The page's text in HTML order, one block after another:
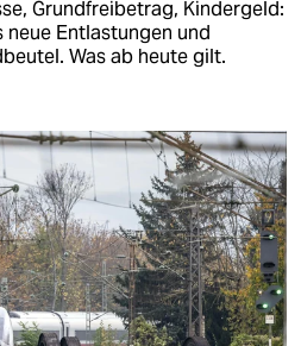
Grundfreibetrag, Kindergeld:
Entlastungen und
Was ab heute gilt.